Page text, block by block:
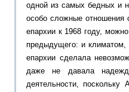
одной из самых бедных и
особо сложные отношения
епархии к 1968 году,
предыдущего: и климатом,
епархии сделала
даже не давала
деятельности, поскольку